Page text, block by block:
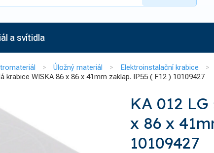
a svítidla
Úložný materiál Elektroinstalační krabice
krabice WISKA 86 x 86 x 41mm zaklap. IP55 ( F12 ) 10109427
KA 012
x 86 x
10109427